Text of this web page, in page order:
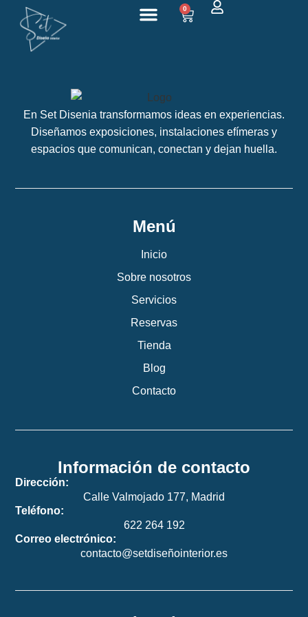
0
En Set Disenia transformamos ideas en experiencias.
Diseñamos exposiciones, instalaciones efímeras y
espacios que comunican, conectan y dejan huella.
Menú
Inicio
Sobre nosotros
Servicios
Reservas
Tienda
Blog
Contacto
Información de contacto
Dirección:
Calle Valmojado 177, Madrid
Teléfono:
622 264 192
Correo electrónico:
contacto@setdiseñointerior.es